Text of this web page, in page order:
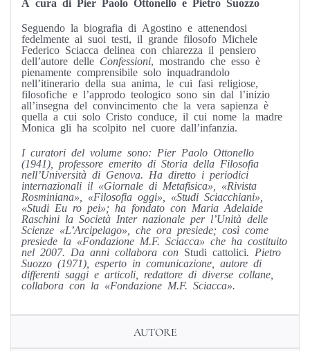
Seguendo la biografia di Agostino e attenendosi
fedelmente ai suoi testi, il grande filosofo Michele
Federico Sciacca delinea con chiarezza il pensiero
dell’autore delle Confessioni, mostrando che esso è
pienamente comprensibile solo inquadrandolo
nell’itinerario della sua anima, le cui fasi religiose,
filosofiche e l’approdo teologico sono sin dal l’inizio
all’insegna del convincimento che la vera sapienza è
quella a cui solo Cristo conduce, il cui nome la madre
Monica gli ha scolpito nel cuore dall’infanzia.
I curatori del volume sono: Pier Paolo Ottonello
(1941), professore emerito di Storia della Filosofia
nell’Università di Genova. Ha diretto i periodici
internazionali il «Giornale di Metafisica», «Rivista
Rosminiana», «Filosofia oggi», «Studi Sciacchiani»,
«Studi Eu ro pei»; ha fondato con Maria Adelaide
Raschini la Società Inter nazionale per l’Unità delle
Scienze «L’Arcipelago», che ora presiede; così come
presiede la «Fondazione M.F. Sciacca» che ha costituito
nel 2007. Da anni collabora con Studi cattolici . Pietro
Suozzo (1971), esperto in comunicazione, autore di
differenti saggi e articoli, redattore di diverse collane,
collabora con la «Fondazione M.F. Sciacca».
AUTORE